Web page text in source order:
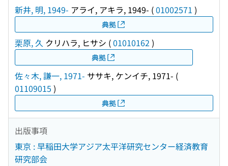
新井, 明, 1949- アライ, アキラ, 1949- (01002571 )
典拠
栗原, 久 クリハラ, ヒサシ (01010162 )
典拠
佐々木, 謙一, 1971- ササキ, ケンイチ, 1971- (
01109015 )
典拠
出版事項
東京 : 早稲田大学アジア太平洋研究センター経済教育
研究部会